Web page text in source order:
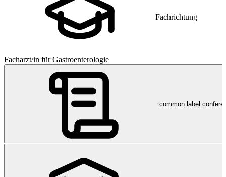
Fachrichtung
Facharzt/in für Gastroenterologie